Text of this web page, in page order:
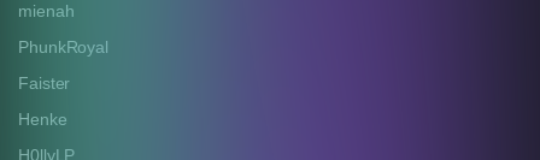
mienah
PhunkRoyal
Faister
Henke
H0llyLP